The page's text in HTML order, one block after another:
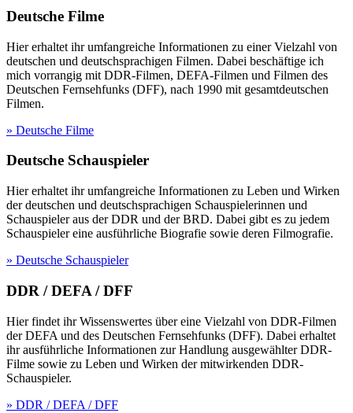
Deutsche Filme
Hier erhaltet ihr umfangreiche Informationen zu einer Vielzahl von
deutschen und deutschsprachigen Filmen. Dabei beschäftige ich
mich vorrangig mit DDR-Filmen, DEFA-Filmen und Filmen des
Deutschen Fernsehfunks (DFF), nach 1990 mit gesamtdeutschen
Filmen.
» Deutsche Filme
Deutsche Schauspieler
Hier erhaltet ihr umfangreiche Informationen zu Leben und Wirken
der deutschen und deutschsprachigen Schauspielerinnen und
Schauspieler aus der DDR und der BRD. Dabei gibt es zu jedem
Schauspieler eine ausführliche Biografie sowie deren Filmografie.
» Deutsche Schauspieler
DDR / DEFA / DFF
Hier findet ihr Wissenswertes über eine Vielzahl von DDR-Filmen
der DEFA und des Deutschen Fernsehfunks (DFF). Dabei erhaltet
ihr ausführliche Informationen zur Handlung ausgewählter DDR-
Filme sowie zu Leben und Wirken der mitwirkenden DDR-
Schauspieler.
» DDR / DEFA / DFF